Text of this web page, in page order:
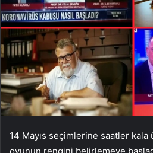
14 Mayıs seçimlerine saatler
oyunun rengini belirlemeye